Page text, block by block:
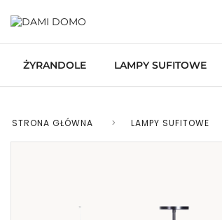
ŻYRANDOLE LAMPY SUFITOWE
STRONA GŁÓWNA > LAMPY SUFITOWE